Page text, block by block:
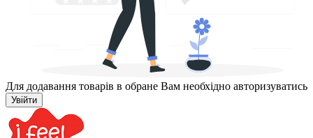
Для додавання товарів в обране Вам необхідно авторизуватись
Увійти